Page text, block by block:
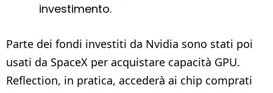
investimento.
Parte dei fondi investiti da Nvidia sono stati poi
usati da SpaceX per acquistare capacità GPU.
Reflection, in pratica, accederà ai chip comprati